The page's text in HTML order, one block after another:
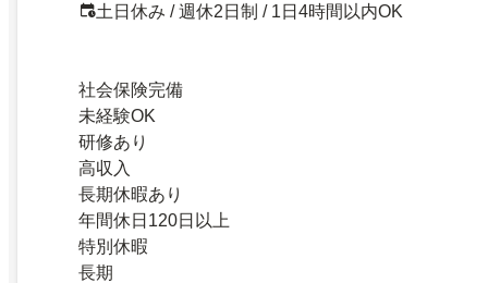
土日休み / 週休2日制 / 1日4時間以内OK
社会保険完備
未経験OK
研修あり
高収入
長期休暇あり
年間休日120日以上
特別休暇
長期